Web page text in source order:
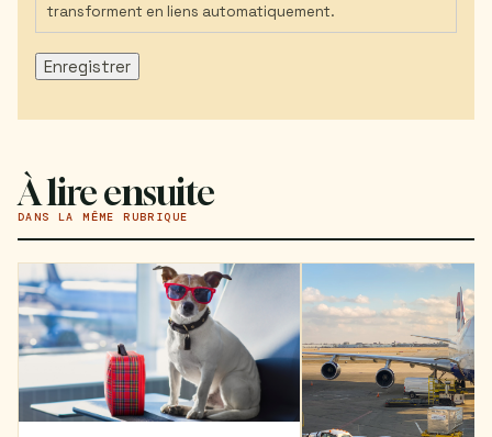
transforment en liens automatiquement.
À lire ensuite
DANS LA MÊME RUBRIQUE